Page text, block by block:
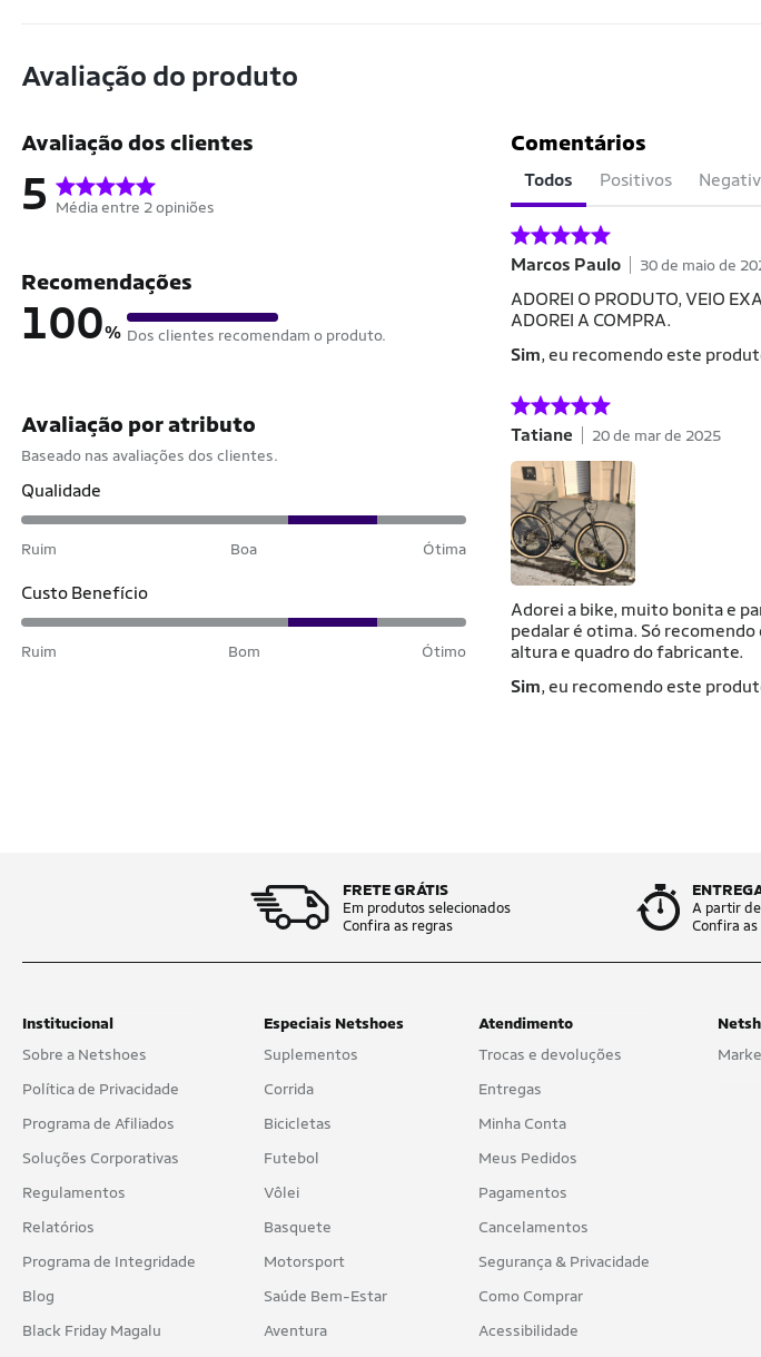
Avaliação do produto
Avaliação dos clientes
5 Média entre 2 opiniões
Recomendações
100% Dos clientes recomendam o produto.
Avaliação por atributo
Baseado nas avaliações dos clientes.
Qualidade
Ruim Boa Ótima
Custo Benefício
Ruim Bom Ótimo
Comentários
Todos Positivos
Marcos Paulo 30 de maio de
ADOREI O PRODUTO, VEIO
ADOREI A COMPRA.
Sim, eu recomendo este
Tatiane 20 de mar de 2025
Adorei a bike, muito bonita e
pedalar é otima. Só
altura e quadro do fabricante.
Sim, eu recomendo este
FRETE GRÁTIS
Em produtos selecionados
Confira as regras
A partir
Confira as
Institucional
Sobre a Netshoes
Política de Privacidade
Programa de Afiliados
Soluções Corporativas
Regulamentos
Relatórios
Programa de Integridade
Blog
Black Friday Magalu
Especiais Netshoes
Suplementos
Corrida
Bicicletas
Futebol
Vôlei
Basquete
Motorsport
Saúde Bem-Estar
Aventura
Atendimento
Trocas e devoluções
Entregas
Minha Conta
Meus Pedidos
Pagamentos
Cancelamentos
Segurança & Privacidade
Como Comprar
Acessibilidade